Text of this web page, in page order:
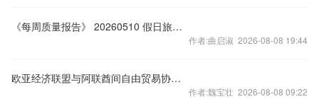
《每周质量报告》 20260510 假日旅游观察
作者:曲启淑 2026-08-08 19:44
欧亚经济联盟与阿联酋间自由贸易协定将于10月6日生效
作者:魏宝壮 2026-08-08 09:22